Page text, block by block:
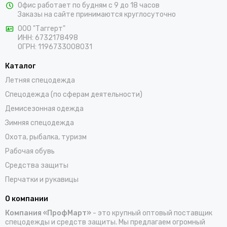
предлагаем выбрать костюмы, комбинезоны, куртки, халаты,
жилеты, фартуки, головные уборы и трикотажные изделия для
работы. Доставка заказов осуществляется по Клинцам и всей
России проверенными транспортными компаниями.
Офис работает по будням с 9 до 18 часов
Заказы на сайте принимаются круглосуточно
ООО "Таггерт"
ИНН: 6732178498
ОГРН: 1196733008031
Каталог
Летняя спецодежда
Спецодежда (по сферам деятельности)
Демисезонная одежда
Зимняя спецодежда
Охота, рыбалка, туризм
Рабочая обувь
Средства защиты
Перчатки и рукавицы
О компании
Компания «ПрофМарт» - это крупный оптовый поставщик
спецодежды и средств защиты. Мы предлагаем огромный